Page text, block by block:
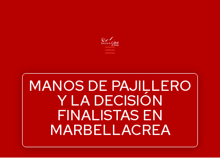
MANOS DE PAJILLERO
Y LA DECISIÓN
FINALISTAS EN
MARBELLACREA